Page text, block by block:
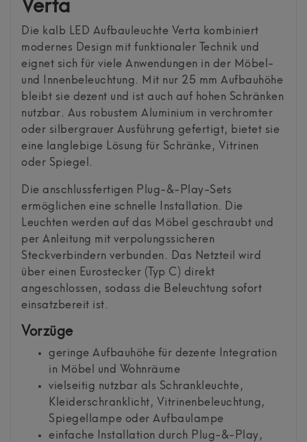
Verta
Die kalb LED Aufbauleuchte Verta kombiniert
modernes Design mit funktionaler Technik und
eignet sich für viele Anwendungen in der Möbel-
und Innenbeleuchtung. Mit nur 25 mm Aufbauhöhe
bleibt sie dezent und ist auch auf hohen Schränken
nutzbar. Aus robustem Aluminium in verchromter
oder silbergrauer Ausführung gefertigt, bietet sie
eine langlebige Lösung für Schränke, Vitrinen
oder Spiegel.
Die anschlussfertigen Plug-&-Play-Sets
ermöglichen eine schnelle Installation. Die
Leuchten werden auf das Möbel geschraubt und
per Anleitung mit verpolungssicheren
Steckverbindern verbunden. Das Netzteil wird
über einen Eurostecker (Typ C) direkt
angeschlossen, sodass die Beleuchtung sofort
einsatzbereit ist.
Vorzüge
geringe Aufbauhöhe für dezente Integration
in Möbel und Wohnräume
vielseitig nutzbar als Schrankleuchte,
Kleiderschranklicht, Vitrinenbeleuchtung,
Spiegellampe oder Aufbaulampe
einfache Installation durch Plug-&-Play,